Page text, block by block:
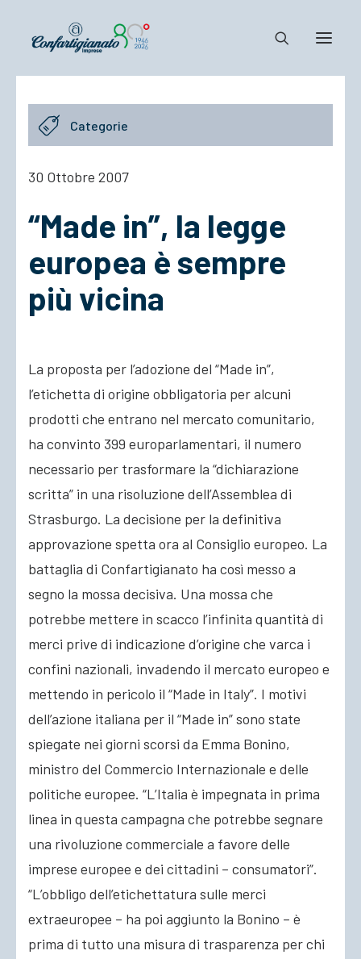
Notizie e Documenti
Confartigianato
Cosa Facciamo
Categorie
30 Ottobre 2007
“Made in”, la legge
europea è sempre
più vicina
La proposta per l’adozione del “Made in”,
l’etichetta di origine obbligatoria per alcuni
prodotti che entrano nel mercato comunitario,
ha convinto 399 europarlamentari, il numero
necessario per trasformare la “dichiarazione
scritta” in una risoluzione dell’Assemblea di
Strasburgo. La decisione per la definitiva
approvazione spetta ora al Consiglio europeo. La
battaglia di Confartigianato ha così messo a
segno la mossa decisiva. Una mossa che
potrebbe mettere in scacco l’infinita quantità di
merci prive di indicazione d’origine che varca i
confini nazionali, invadendo il mercato europeo e
mettendo in pericolo il “Made in Italy”. I motivi
dell’azione italiana per il “Made in” sono state
spiegate nei giorni scorsi da Emma Bonino,
ministro del Commercio Internazionale e delle
politiche europee. “L’Italia è impegnata in prima
linea in questa campagna che potrebbe segnare
una rivoluzione commerciale a favore delle
imprese europee e dei cittadini – consumatori”.
“L’obbligo dell’etichettatura sulle merci
extraeuropee – ha poi aggiunto la Bonino – è
prima di tutto una misura di trasparenza per chi